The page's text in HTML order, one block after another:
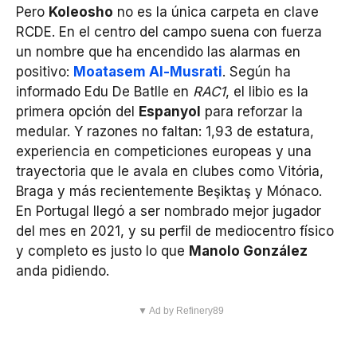
Pero Koleosho no es la única carpeta en clave
RCDE. En el centro del campo suena con fuerza
un nombre que ha encendido las alarmas en
positivo: Moatasem Al-Musrati. Según ha
informado Edu De Batlle en RAC1, el libio es la
primera opción del Espanyol para reforzar la
medular. Y razones no faltan: 1,93 de estatura,
experiencia en competiciones europeas y una
trayectoria que le avala en clubes como Vitória,
Braga y más recientemente Beşiktaş y Mónaco.
En Portugal llegó a ser nombrado mejor jugador
del mes en 2021, y su perfil de mediocentro físico
y completo es justo lo que Manolo González
anda pidiendo.
▼ Ad by Refinery89